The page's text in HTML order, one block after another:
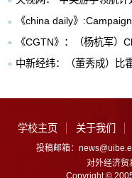
《china daily》
《CGTN》：（杨杭军）
中新经纬：（董秀成）比
学校主页 关于我们
投稿邮箱：
对外经济贸
Copyright ©